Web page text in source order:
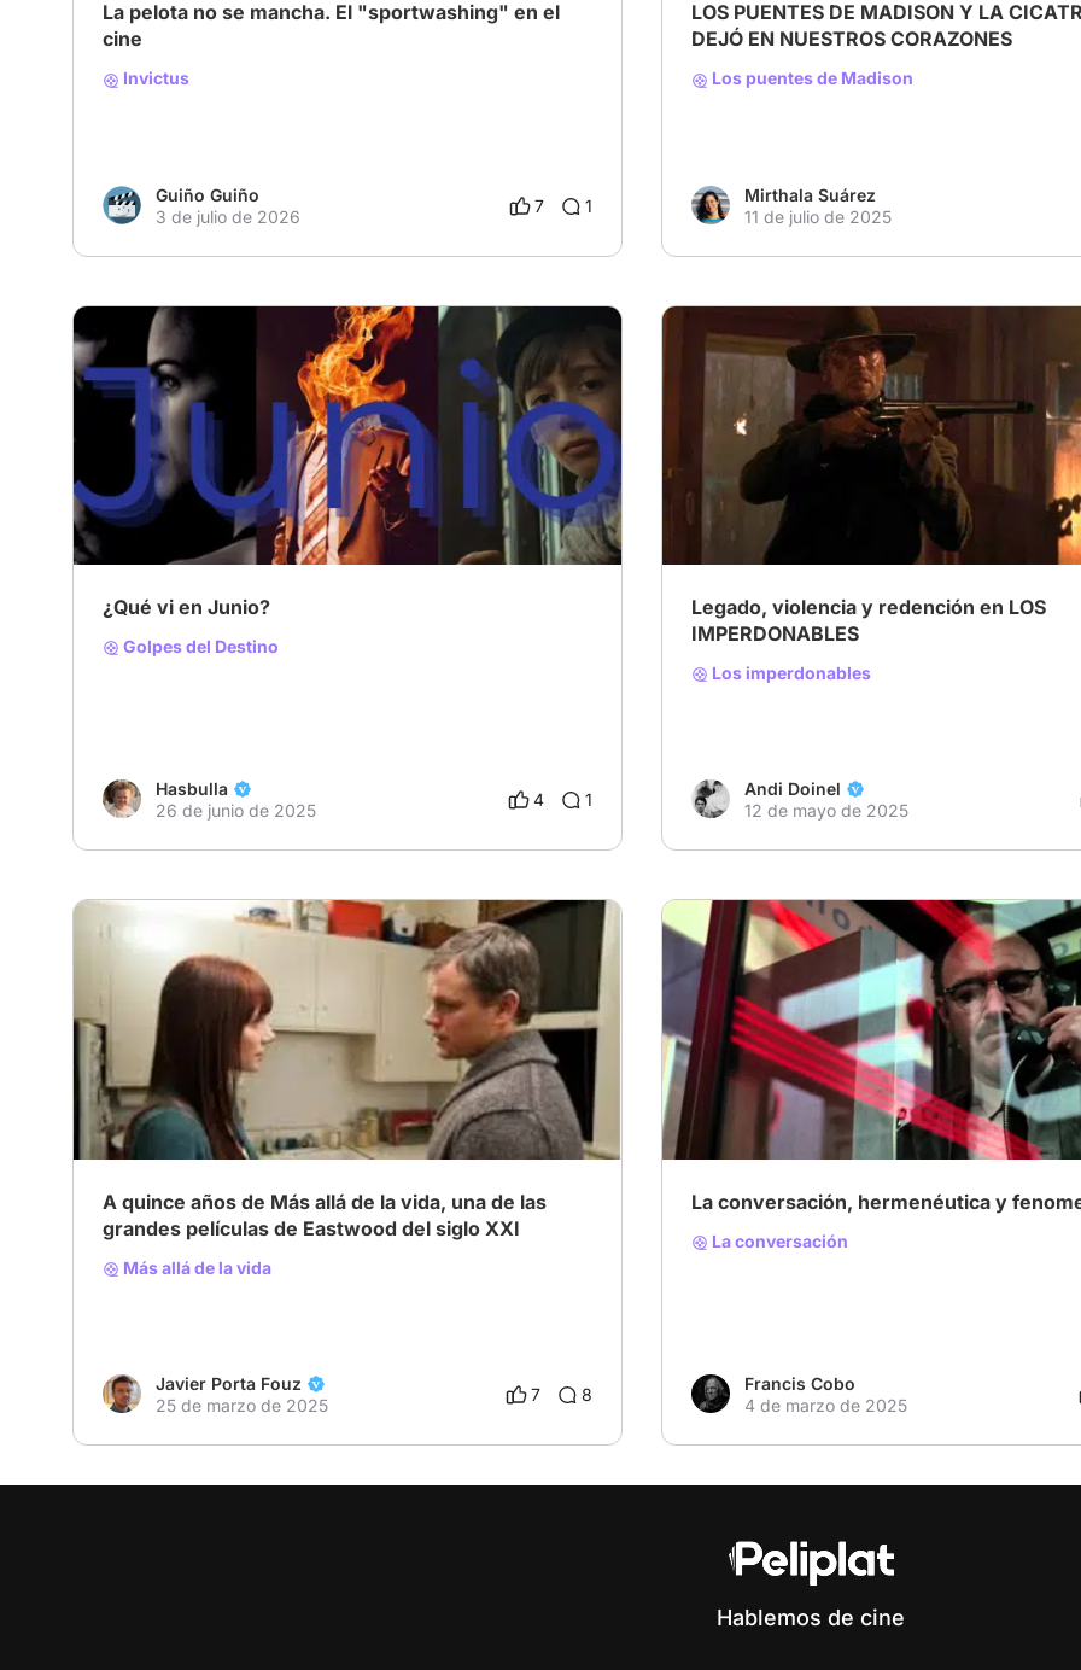
La pelota no se mancha. El "sportwashing" en el
cine
Invictus
Guiño Guiño
3 de julio de 2026
7 1
LOS PUENTES DE MADISON Y LA
DEJÓ EN NUESTROS CORAZONES
Los puentes de Madison
Mirthala Suárez
11 de julio de 2025
¿Qué vi en Junio?
Golpes del Destino
Hasbulla
26 de junio de 2025
4 1
Legado, violencia y redención en LOS
IMPERDONABLES
Los imperdonables
Andi Doinel
12 de mayo de 2025
A quince años de Más allá de la vida, una de las
grandes películas de Eastwood del siglo XXI
Más allá de la vida
Javier Porta Fouz
25 de marzo de 2025
7 8
La conversación, hermenéutica y
La conversación
Francis Cobo
4 de marzo de 2025
Hablemos de cine